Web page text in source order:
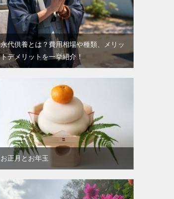
永代供養とは？費用相場や種類、メリッ
トデメリットを一挙紹介！
お正月とお年玉